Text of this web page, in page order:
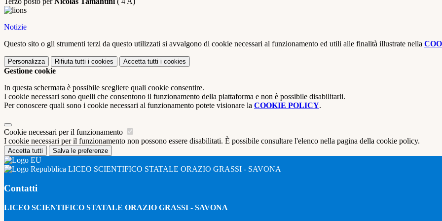
Notizie
Questo sito o gli strumenti terzi da questo utilizzati si avvalgono di cookie necessari al funzionamento ed utili alle finalità illustrate nella
Personalizza Rifiuta tutti i cookies Accetta tutti i cookies
Gestione cookie
In questa schermata è possibile scegliere quali cookie consentire.
I cookie necessari sono quelli che consentono il funzionamento della piattaforma e non è possibile disabilitarli.
Per conoscere quali sono i cookie necessari al funzionamento potete visionare la COOKIE POLICY.
Cookie necessari per il funzionamento
I cookie necessari per il funzionamento non possono essere disabilitati. È possibile consultare l'elenco nella pagina della cookie policy.
Accetta tutti Salva le preferenze
LICEO SCIENTIFICO STATALE ORAZIO GRASSI - SAVONA
Contatti
LICEO SCIENTIFICO STATALE ORAZIO GRASSI - SAVONA